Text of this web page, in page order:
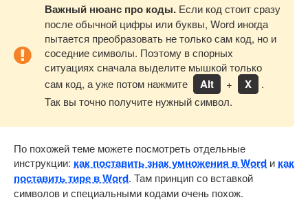
Важный нюанс про коды. Если код стоит сразу
после обычной цифры или буквы, Word иногда
пытается преобразовать не только сам код, но и
соседние символы. Поэтому в спорных
ситуациях сначала выделите мышкой только
сам код, а уже потом нажмите
Alt + X
.
Так вы точно получите нужный символ.
По похожей теме можете посмотреть отдельные
инструкции: как поставить знак умножения в Word и как
поставить тире в Word. Там принцип со вставкой
символов и специальными кодами очень похож.